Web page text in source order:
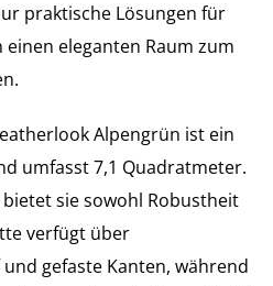
praktische Lösungen für
eleganten Raum zum
Alpengrün ist ein
umfasst7,1 Quadratmeter.
bietet sie sowohl Robustheit
verfügt über
und gefaste Kanten, während